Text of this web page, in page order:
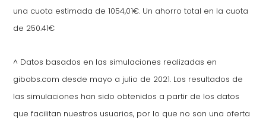
una cuota estimada de 1054,01€. Un ahorro total en la cuota
de 250.41€
^ Datos basados en las simulaciones realizadas en
gibobs.com desde mayo a julio de 2021. Los resultados de
las simulaciones han sido obtenidos a partir de los datos
que facilitan nuestros usuarios, por lo que no son una oferta